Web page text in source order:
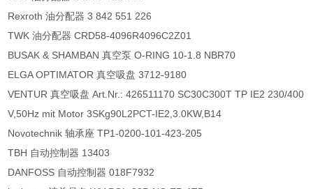
Rexroth 油分配器 3 842 551 226
TWK 油分配器 CRD58-4096R4096C2Z01
BUSAK & SHAMBAN 真空泵 O-RING 10-1.8 NBR70
ELGA OPTIMATOR 真空吸盘 3712-9180
VENTUR 真空吸盘 Art.Nr.: 426511170 SC30C300T TP IE2 230/400
V,50Hz mit Motor 3SKg90L2PCT-IE2,3.0KW,B14
Novotechnik 轴承座 TP1-0200-101-423-205
TBH 自动控制器 13403
DANFOSS 自动控制器 018F7932